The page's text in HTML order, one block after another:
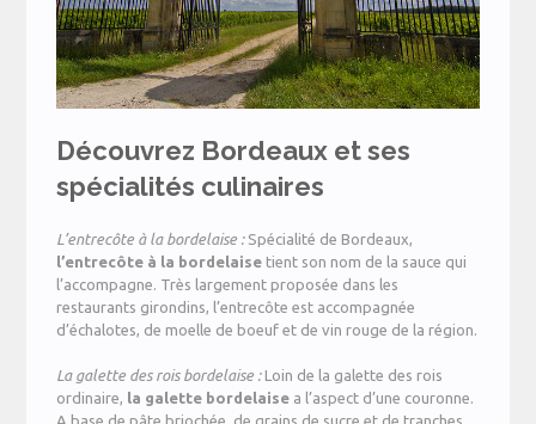
Découvrez Bordeaux et ses
spécialités culinaires
L’entrecôte à la bordelaise : Spécialité de Bordeaux,
l’entrecôte à la bordelaise tient son nom de la sauce qui
l’accompagne. Très largement proposée dans les
restaurants girondins, l’entrecôte est accompagnée
d’échalotes, de moelle de boeuf et de vin rouge de la région.
La galette des rois bordelaise :Loin de la galette des rois
ordinaire, la galette bordelaise a l’aspect d’une couronne.